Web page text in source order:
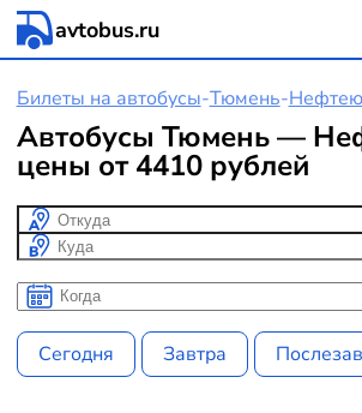
avtobus.ru
Билеты на автобусы-Тюмень-
Автобусы Тюмень —
цены от 4410 рублей
Откуда
Куда
Когда
Когда
Сегодня Завтра